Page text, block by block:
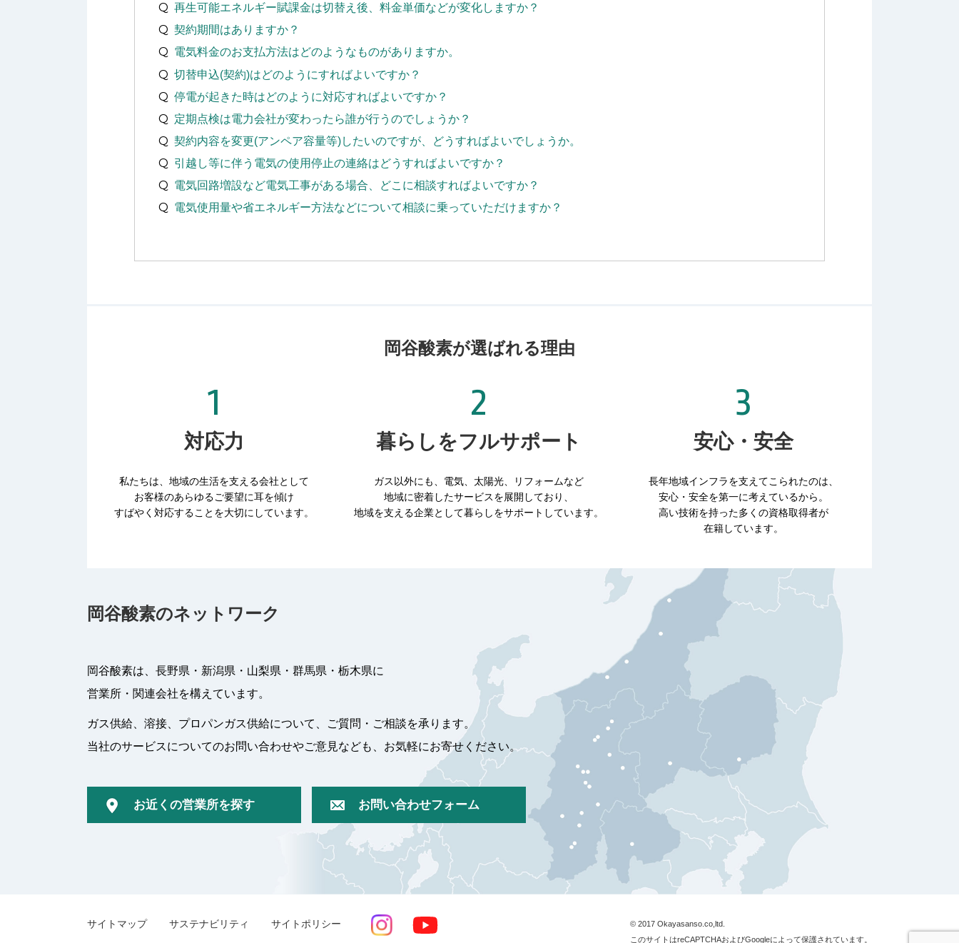
再生可能エネルギー賦課金は切替え後、料金単価などが変化しますか？
契約期間はありますか？
電気料金のお支払方法はどのようなものがありますか。
切替申込(契約)はどのようにすればよいですか？
停電が起きた時はどのように対応すればよいですか？
定期点検は電力会社が変わったら誰が行うのでしょうか？
契約内容を変更(アンペア容量等)したいのですが、どうすればよいでしょうか。
引越し等に伴う電気の使用停止の連絡はどうすればよいですか？
電気回路増設など電気工事がある場合、どこに相談すればよいですか？
電気使用量や省エネルギー方法などについて相談に乗っていただけますか？
岡谷酸素が選ばれる理由
対応力
私たちは、地域の生活を支える会社として
お客様のあらゆるご要望に耳を傾け
すばやく対応することを大切にしています。
暮らしをフルサポート
ガス以外にも、電気、太陽光、リフォームなど
地域に密着したサービスを展開しており、
地域を支える企業として暮らしをサポートしています。
安心・安全
長年地域インフラを支えてこられたのは、
安心・安全を第一に考えているから。
高い技術を持った多くの資格取得者が
在籍しています。
岡谷酸素のネットワーク
岡谷酸素は、長野県・新潟県・山梨県・群馬県・栃木県に
営業所・関連会社を構えています。
ガス供給、溶接、プロパンガス供給について、ご質問・ご相談を承ります。
当社のサービスについてのお問い合わせやご意見なども、お気軽にお寄せください。
お近くの営業所を探す お問い合わせフォーム
サイトマップ サステナビリティ サイトポリシー
© 2017 Okayasanso.co,ltd.
このサイトはreCAPTCHAおよびGoogleによって保護されています。